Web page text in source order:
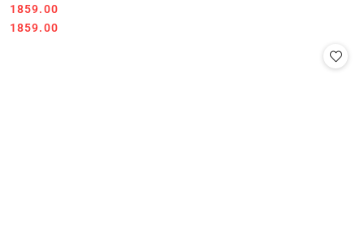
Cena:
1859.00
Cena:
1859.00